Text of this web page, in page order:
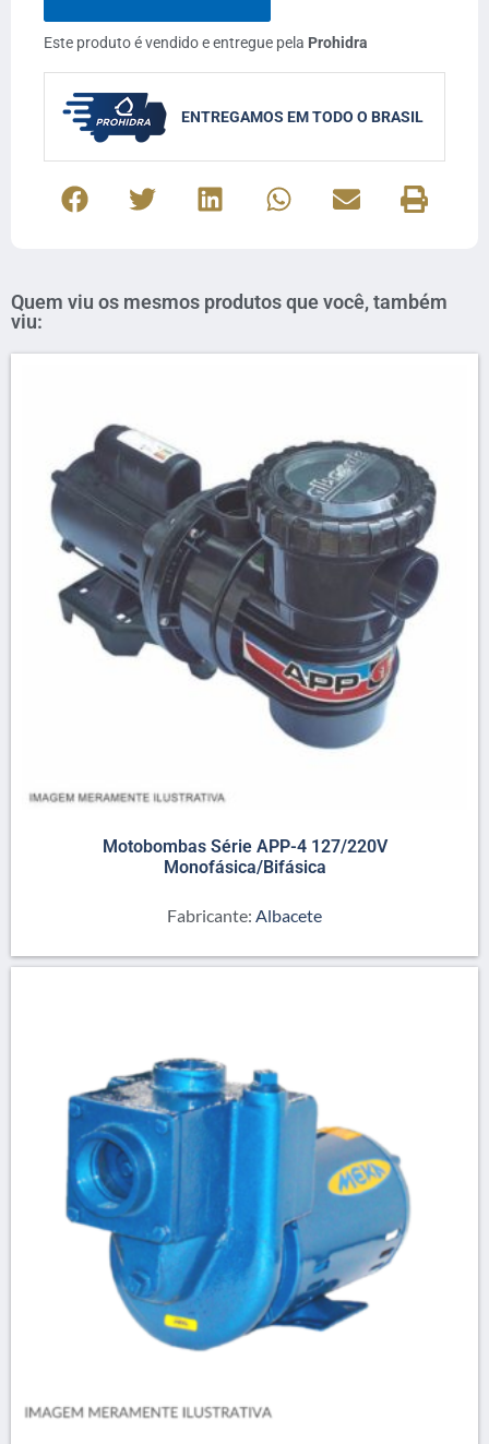
Este produto é vendido e entregue pela Prohidra
ENTREGAMOS EM TODO O BRASIL
Quem viu os mesmos produtos que você, também
viu:
Motobombas Série APP-4 127/220V
Monofásica/Bifásica
Fabricante: Albacete